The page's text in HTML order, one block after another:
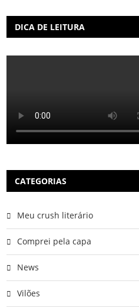
DICA DE LEITURA
CATEGORIAS
Meu crush literário
Comprei pela capa
News
Vilões